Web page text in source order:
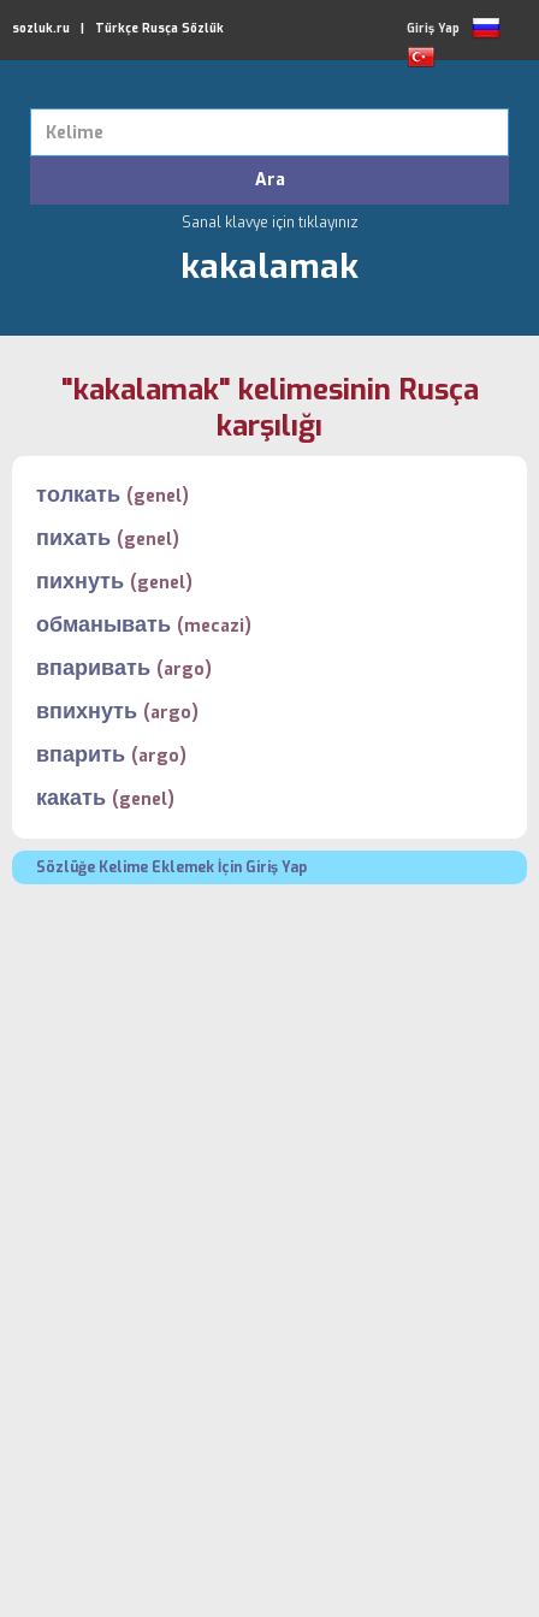
sozluk.ru | Türkçe Rusça Sözlük Giriş Yap
Sanal klavye için tıklayınız
kakalamak
"kakalamak" kelimesinin Rusça
karşılığı
толкать (genel)
пихать (genel)
пихнуть (genel)
обманывать (mecazi)
впаривать (argo)
впихнуть (argo)
впарить (argo)
какать (genel)
Sözlüğe Kelime Eklemek İçin Giriş Yap